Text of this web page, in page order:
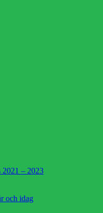
2021 – 2023
och idag